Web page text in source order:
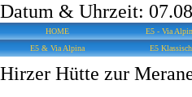
Datum & Uhrzeit:
HOME E5 - Via
E5 & Via Alpina
E5 Klassisch
Hirzer Hütte zur